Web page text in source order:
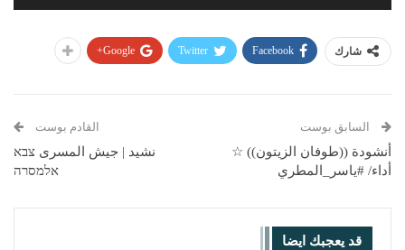
شارك Facebook
Twitter
Google+
السابق بوست
أنشودة ((طوفان الزيتون)) ☆
أداء/ #ياسر_المطري
القادم بوست
نشيد | جيش المسرى צבא
אלמסרה
قد يعجبك ايضا